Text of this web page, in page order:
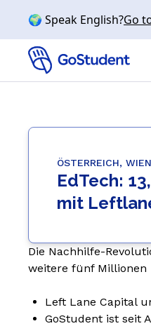
🌍 Speak English?Go
ÖSTERREICH,
EdTech:
mit
Die Nachhilfe-
weitere fünf Millionen
Left Lane Capital
GoStudent ist seit